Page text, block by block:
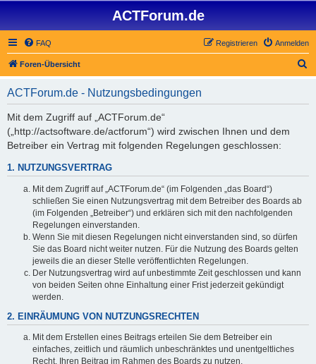
ACTForum.de
FAQ Anmelden
Registrieren
Foren-Übersicht
ACTForum.de - Nutzungsbedingungen
Mit dem Zugriff auf „ACTForum.de“
(„http://actsoftware.de/actforum“) wird zwischen Ihnen und dem
Betreiber ein Vertrag mit folgenden Regelungen geschlossen:
1. NUTZUNGSVERTRAG
Mit dem Zugriff auf „ACTForum.de“ (im Folgenden „das Board“)
schließen Sie einen Nutzungsvertrag mit dem Betreiber des Boards ab
(im Folgenden „Betreiber“) und erklären sich mit den nachfolgenden
Regelungen einverstanden.
Wenn Sie mit diesen Regelungen nicht einverstanden sind, so dürfen
Sie das Board nicht weiter nutzen. Für die Nutzung des Boards gelten
jeweils die an dieser Stelle veröffentlichten Regelungen.
Der Nutzungsvertrag wird auf unbestimmte Zeit geschlossen und kann
von beiden Seiten ohne Einhaltung einer Frist jederzeit gekündigt
werden.
2. EINRÄUMUNG VON NUTZUNGSRECHTEN
Mit dem Erstellen eines Beitrags erteilen Sie dem Betreiber ein
einfaches, zeitlich und räumlich unbeschränktes und unentgeltliches
Recht, Ihren Beitrag im Rahmen des Boards zu nutzen.